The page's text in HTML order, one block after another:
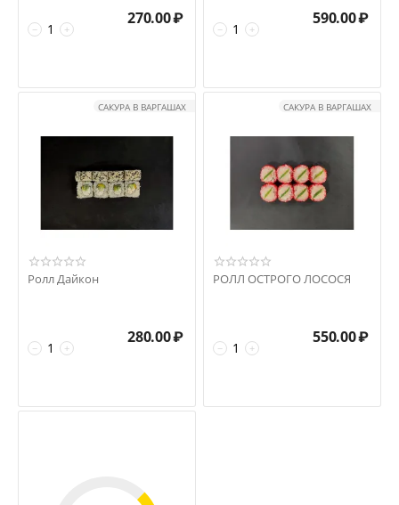
+
−
270.00₽
+
−
590.00₽
САКУРА В ВАРГАШАХ
Ролл Дайкон
+
−
280.00₽
САКУРА В ВАРГАШАХ
РОЛЛ ОСТРОГО ЛОСОСЯ
+
−
550.00₽